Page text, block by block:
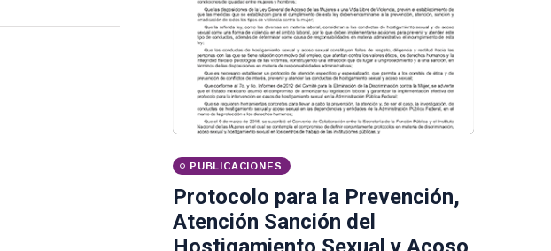
PUBLICACIONES
Protocolo para la Prevención,
Atención Sanción del